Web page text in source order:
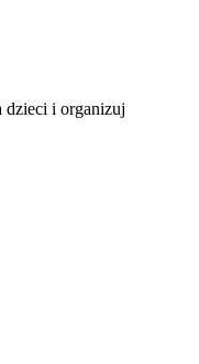
dzieci i organizuj